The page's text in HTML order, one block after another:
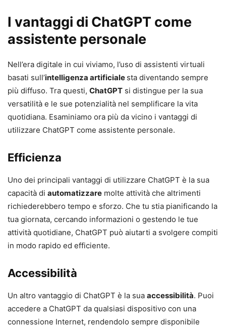
I vantaggi di ChatGPT come
assistente personale
Nell’era digitale in cui viviamo, l’uso di assistenti virtuali
basati sull’intelligenza artificiale sta diventando sempre
più diffuso. Tra questi, ChatGPT si distingue per la sua
versatilità e le sue potenzialità nel semplificare la vita
quotidiana. Esaminiamo ora più da vicino i vantaggi di
utilizzare ChatGPT come assistente personale.
Efficienza
Uno dei principali vantaggi di utilizzare ChatGPT è la sua
capacità di automatizzare molte attività che altrimenti
richiederebbero tempo e sforzo. Che tu stia pianificando la
tua giornata, cercando informazioni o gestendo le tue
attività quotidiane, ChatGPT può aiutarti a svolgere compiti
in modo rapido ed efficiente.
Accessibilità
Un altro vantaggio di ChatGPT è la sua accessibilità. Puoi
accedere a ChatGPT da qualsiasi dispositivo con una
connessione Internet, rendendolo sempre disponibile